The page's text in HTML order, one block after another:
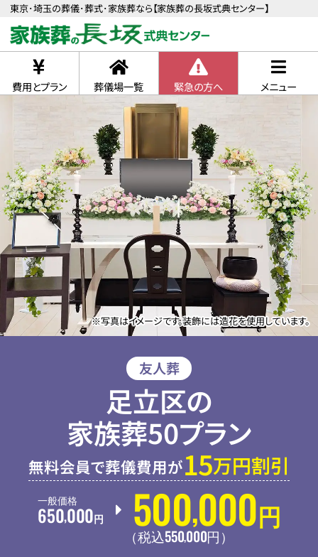
東京･埼玉の葬儀･葬式･家族葬なら【家族葬の長坂式典センター】
費用とプラン 葬儀場一覧 緊急の方へ メニュー
※写真はイメージです。装飾には造花を使用しています。
友人葬
足立区の
家族葬50プラン
無料会員で葬儀費用が15万円割引
一般価格
650,000 円 500,000 円
（税込550,000円 ）